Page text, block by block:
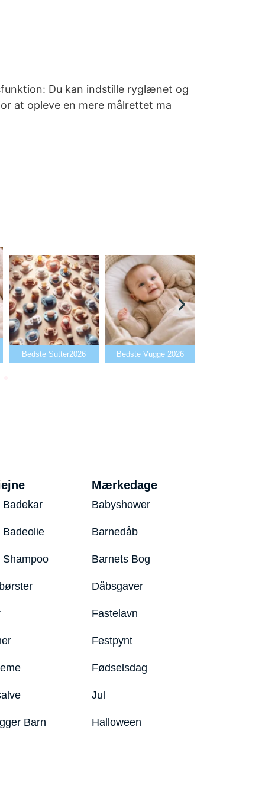
Du kan indstille ryglænet og
at opleve en mere målrettet ma
Bedste Sutter2026 Bedste Vugge 2026
Badekar
Badeolie
Shampoo
Barn
Mærkedage
Babyshower
Barnedåb
Barnets Bog
Dåbsgaver
Fastelavn
Festpynt
Fødselsdag
Jul
Halloween